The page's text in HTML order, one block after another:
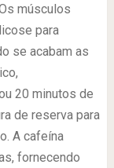
músculos
para
se acabam as
20 minutos de
de reserva para
A cafeína
fornecendo